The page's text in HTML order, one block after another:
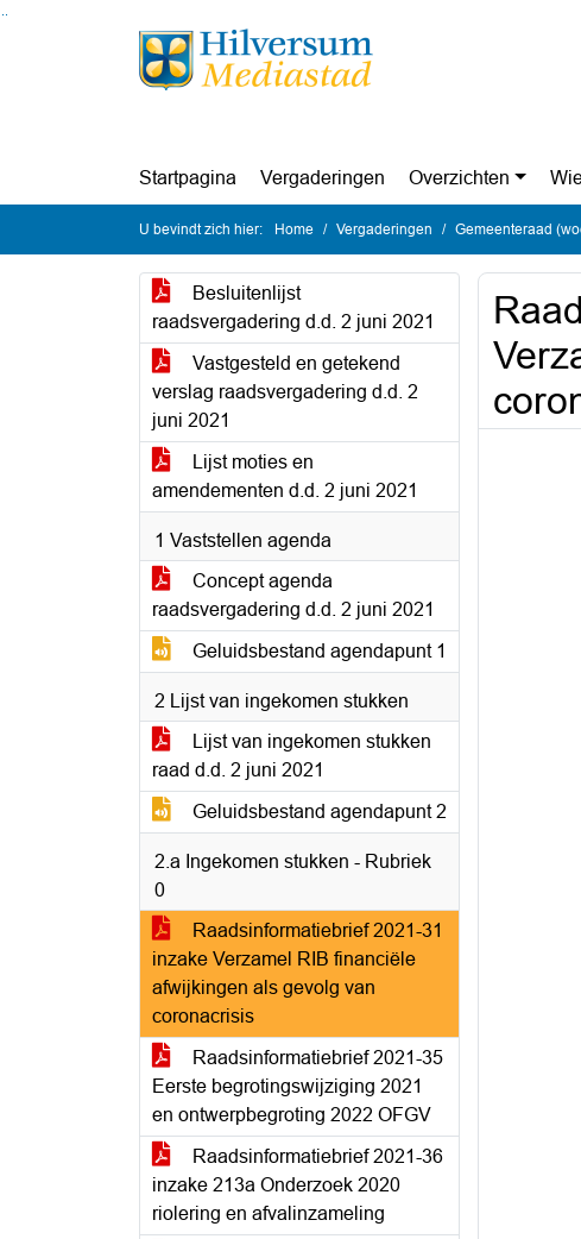
Ga naar de inhoud van deze pagina
Ga naar het zoeken
Ga naar het menu
Startpagina Vergaderingen Overzichten
U bevindt zich hier: Home Vergaderingen Gemeenteraad
Besluitenlijst
raadsvergadering d.d. 2 juni 2021
Vastgesteld en getekend
verslag raadsvergadering d.d. 2
juni 2021
Lijst moties en
amendementen d.d. 2 juni 2021
1 Vaststellen agenda
Concept agenda
raadsvergadering d.d. 2 juni 2021
Geluidsbestand agendapunt 1
2 Lijst van ingekomen stukken
Lijst van ingekomen stukken
raad d.d. 2 juni 2021
Geluidsbestand agendapunt 2
2.a Ingekomen stukken - Rubriek
0
Raadsinformatiebrief 2021-31
inzake Verzamel RIB financiële
afwijkingen als gevolg van
coronacrisis
Raadsinformatiebrief 2021-35
Eerste begrotingswijziging 2021
en ontwerpbegroting 2022 OFGV
Raadsinformatiebrief 2021-36
inzake 213a Onderzoek 2020
riolering en afvalinzameling